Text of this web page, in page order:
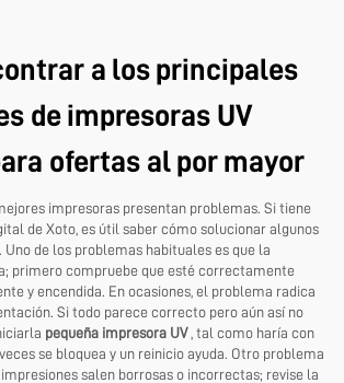
a los principales
de impresoras UV
ofertas al por mayor
impresoras presentan problemas. Si tiene
de Xoto, es útil saber cómo solucionar algunos
de los problemas habituales es que la
primero compruebe que esté correctamente
y encendida. En ocasiones, el problema radica
Si todo parece correcto pero aún así no
pequeña impresora UV , tal como haría con
se bloquea y un reinicio ayuda. Otro problema
salen borrosas o incorrectas; revise la